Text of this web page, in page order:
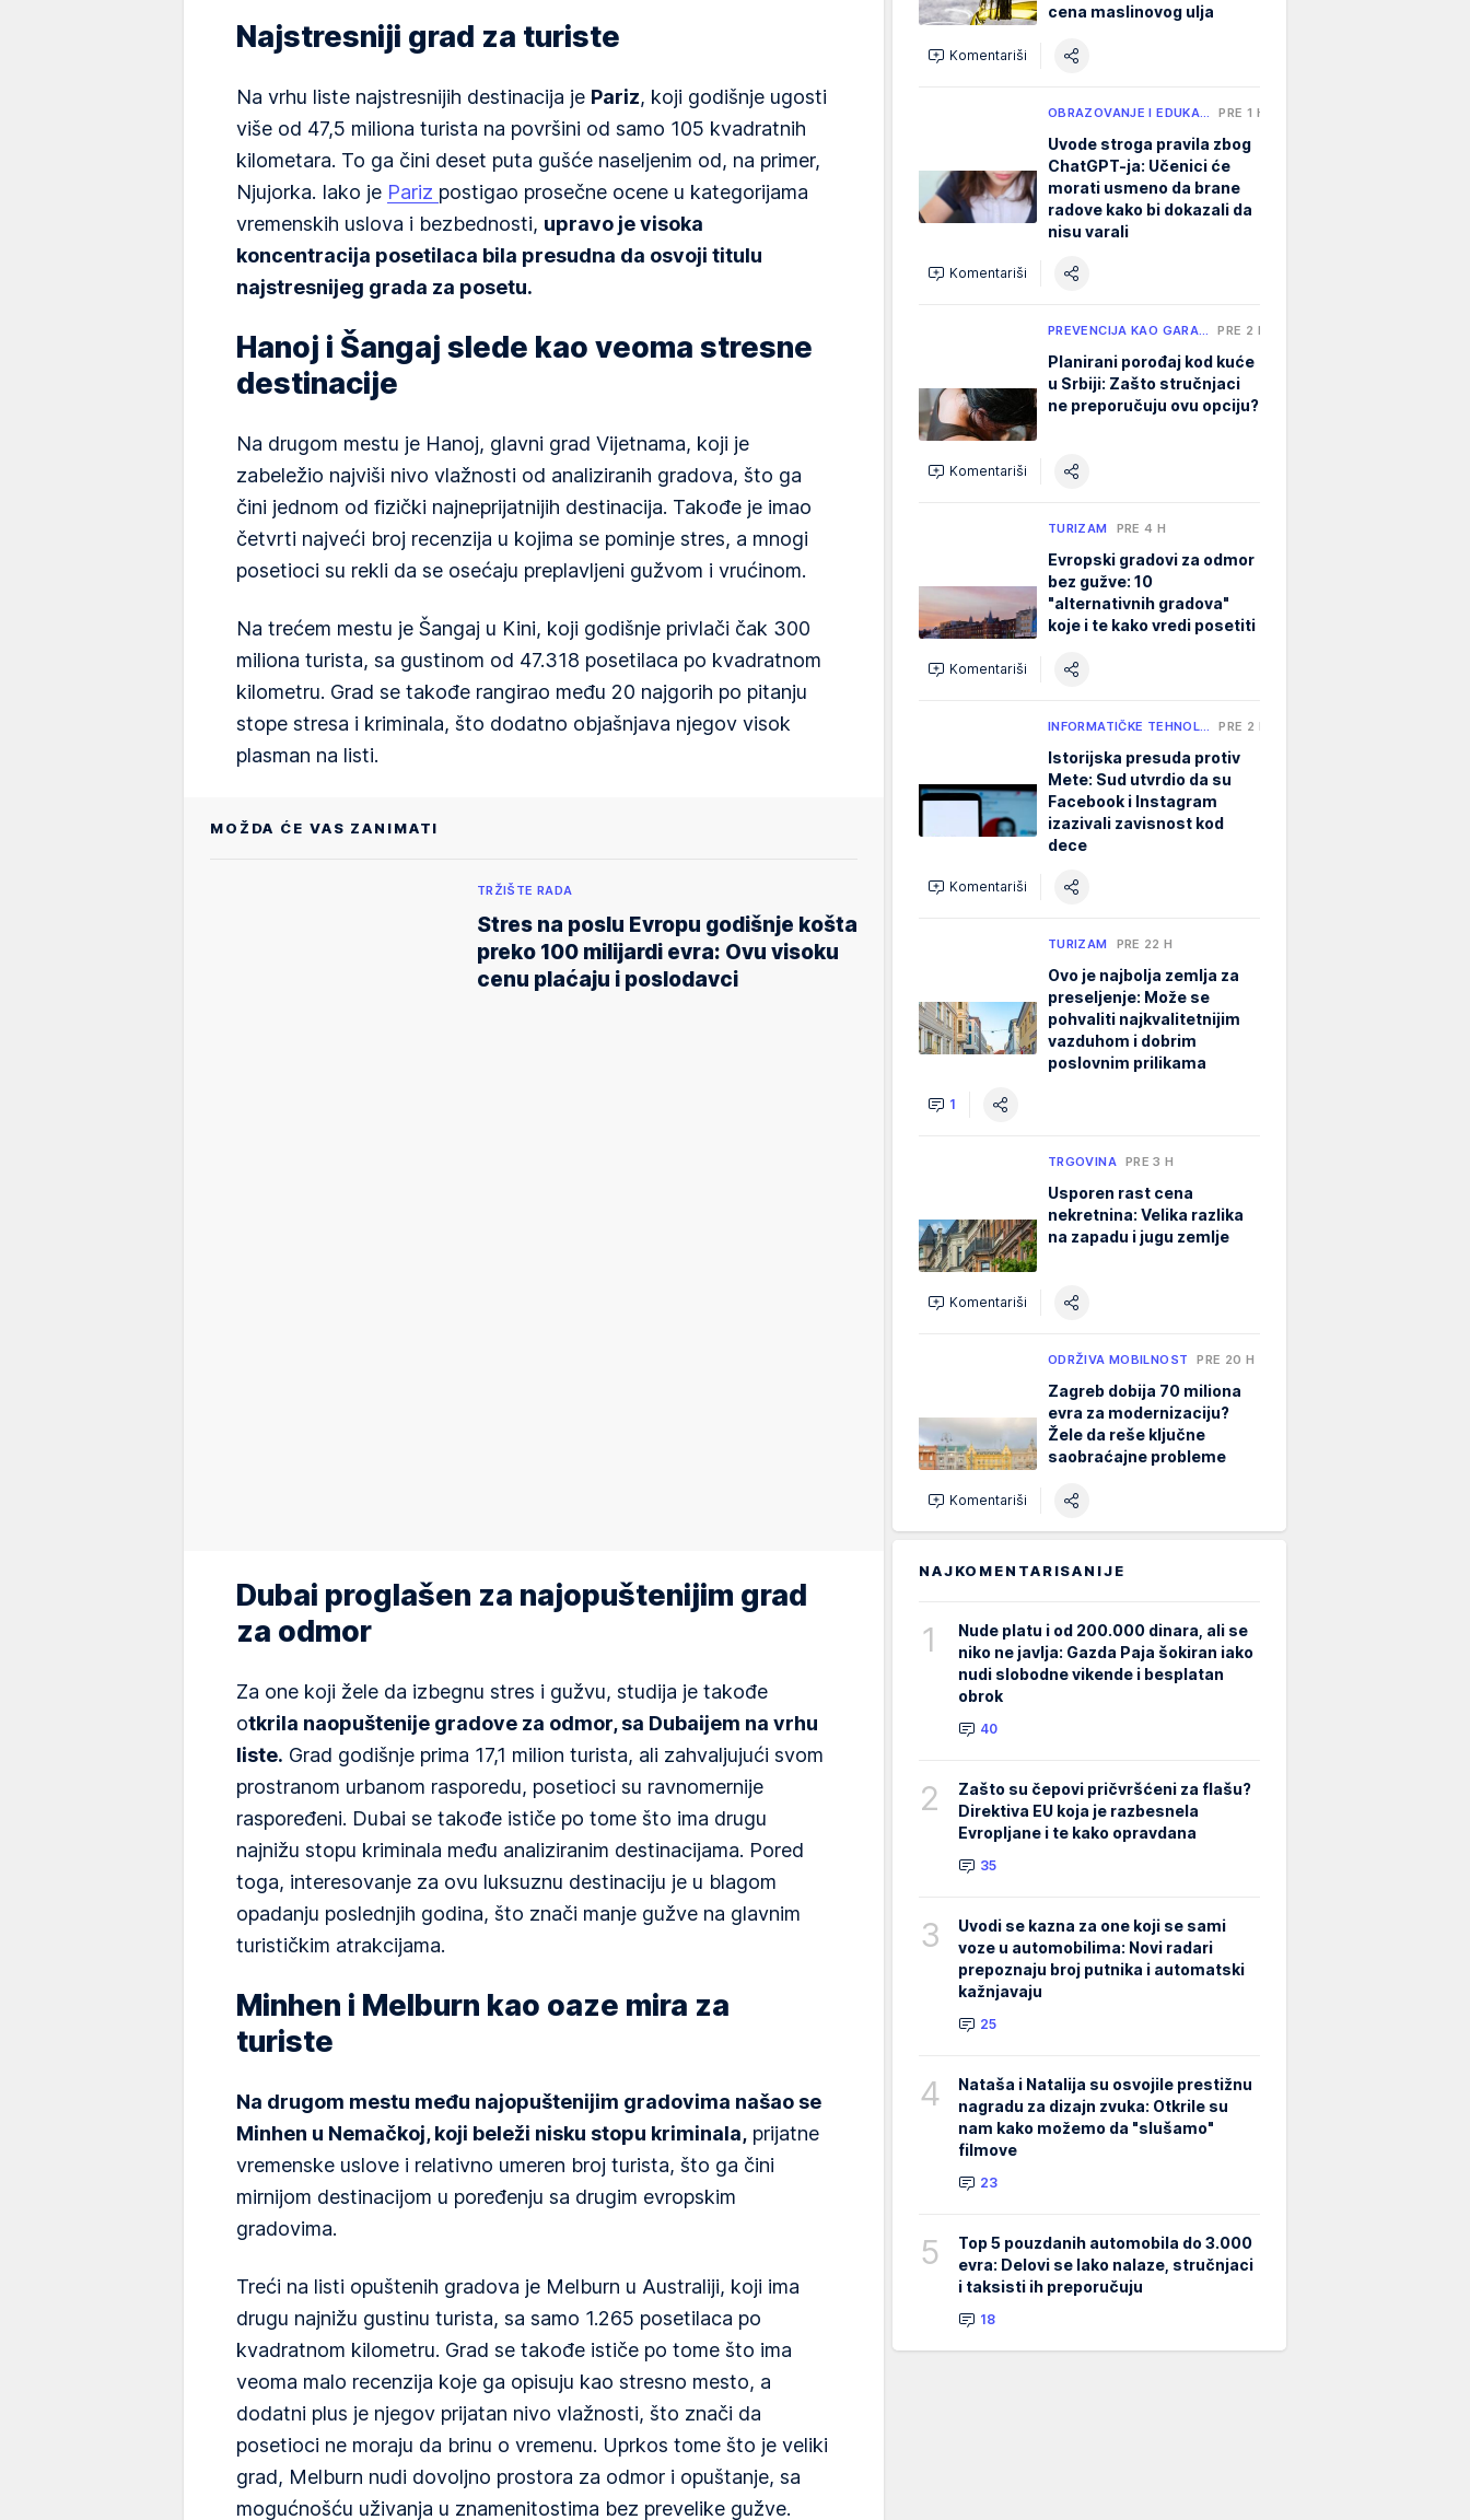
Najstresniji grad za turiste
Na vrhu liste najstresnijih destinacija je Pariz, koji godišnje ugosti
više od 47,5 miliona turista na površini od samo 105 kvadratnih
kilometara. To ga čini deset puta gušće naseljenim od, na primer,
Njujorka. Iako je Pariz postigao prosečne ocene u kategorijama
vremenskih uslova i bezbednosti, upravo je visoka
koncentracija posetilaca bila presudna da osvoji titulu
najstresnijeg grada za posetu.
Hanoj i Šangaj slede kao veoma stresne
destinacije
Na drugom mestu je Hanoj, glavni grad Vijetnama, koji je
zabeležio najviši nivo vlažnosti od analiziranih gradova, što ga
čini jednom od fizički najneprijatnijih destinacija. Takođe je imao
četvrti najveći broj recenzija u kojima se pominje stres, a mnogi
posetioci su rekli da se osećaju preplavljeni gužvom i vrućinom.
Na trećem mestu je Šangaj u Kini, koji godišnje privlači čak 300
miliona turista, sa gustinom od 47.318 posetilaca po kvadratnom
kilometru. Grad se takođe rangirao među 20 najgorih po pitanju
stope stresa i kriminala, što dodatno objašnjava njegov visok
plasman na listi.
MOŽDA ĆE VAS ZANIMATI
TRŽIŠTE RADA
Stres na poslu Evropu godišnje košta
preko 100 milijardi evra: Ovu visoku
cenu plaćaju i poslodavci
Dubai proglašen za najopuštenijim grad
za odmor
Za one koji žele da izbegnu stres i gužvu, studija je takođe
otkrila naopuštenije gradove za odmor, sa Dubaijem na vrhu
liste. Grad godišnje prima 17,1 milion turista, ali zahvaljujući svom
prostranom urbanom rasporedu, posetioci su ravnomernije
raspoređeni. Dubai se takođe ističe po tome što ima drugu
najnižu stopu kriminala među analiziranim destinacijama. Pored
toga, interesovanje za ovu luksuznu destinaciju je u blagom
opadanju poslednjih godina, što znači manje gužve na glavnim
turističkim atrakcijama.
Minhen i Melburn kao oaze mira za
turiste
Na drugom mestu među najopuštenijim gradovima našao se
Minhen u Nemačkoj, koji beleži nisku stopu kriminala, prijatne
vremenske uslove i relativno umeren broj turista, što ga čini
mirnijom destinacijom u poređenju sa drugim evropskim
gradovima.
Treći na listi opuštenih gradova je Melburn u Australiji, koji ima
drugu najnižu gustinu turista, sa samo 1.265 posetilaca po
kvadratnom kilometru. Grad se takođe ističe po tome što ima
veoma malo recenzija koje ga opisuju kao stresno mesto, a
dodatni plus je njegov prijatan nivo vlažnosti, što znači da
posetioci ne moraju da brinu o vremenu. Uprkos tome što je veliki
grad, Melburn nudi dovoljno prostora za odmor i opuštanje, sa
mogućnošću uživanja u znamenitostima bez prevelike gužve.
cena maslinovog ulja
Komentariši
OBRAZOVANJE I EDUKA… PRE 1 H
Uvode stroga pravila zbog
ChatGPT-ja: Učenici će
morati usmeno da brane
radove kako bi dokazali da
nisu varali
Komentariši
PREVENCIJA KAO GARA… PRE 2 H
Planirani porođaj kod kuće
u Srbiji: Zašto stručnjaci
ne preporučuju ovu opciju?
Komentariši
TURIZAM PRE 4 H
Evropski gradovi za odmor
bez gužve: 10
"alternativnih gradova"
koje i te kako vredi posetiti
Komentariši
INFORMATIČKE TEHNOL… PRE 2 H
Istorijska presuda protiv
Mete: Sud utvrdio da su
Facebook i Instagram
izazivali zavisnost kod
dece
Komentariši
TURIZAM PRE 22 H
Ovo je najbolja zemlja za
preseljenje: Može se
pohvaliti najkvalitetnijim
vazduhom i dobrim
poslovnim prilikama
1
TRGOVINA PRE 3 H
Usporen rast cena
nekretnina: Velika razlika
na zapadu i jugu zemlje
Komentariši
ODRŽIVA MOBILNOST PRE 20 H
Zagreb dobija 70 miliona
evra za modernizaciju?
Žele da reše ključne
saobraćajne probleme
Komentariši
NAJKOMENTARISANIJE
1
Nude platu i od 200.000 dinara, ali se
niko ne javlja: Gazda Paja šokiran iako
nudi slobodne vikende i besplatan
obrok
40
2
Zašto su čepovi pričvršćeni za flašu?
Direktiva EU koja je razbesnela
Evropljane i te kako opravdana
35
3
Uvodi se kazna za one koji se sami
voze u automobilima: Novi radari
prepoznaju broj putnika i automatski
kažnjavaju
25
4
Nataša i Natalija su osvojile prestižnu
nagradu za dizajn zvuka: Otkrile su
nam kako možemo da "slušamo"
filmove
23
5
Top 5 pouzdanih automobila do 3.000
evra: Delovi se lako nalaze, stručnjaci
i taksisti ih preporučuju
18